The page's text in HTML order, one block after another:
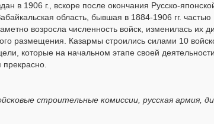
в 1906 г., вскоре после окончания Русско-
область, бывшая в 1884-1906 гг.
возросла численность войск, изменилась их
размещения. Казармы строились силами 10
которые на начальном этапе своей
строительные комиссии, русская армия,